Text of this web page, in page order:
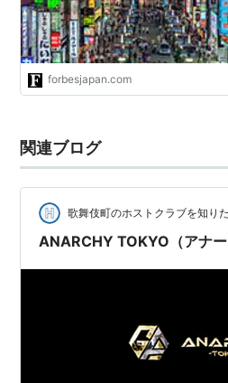
forbesjapan.com
関連ブログ
歌舞伎町のホストクラブを知り
ANARCHY TOKYO（アナー